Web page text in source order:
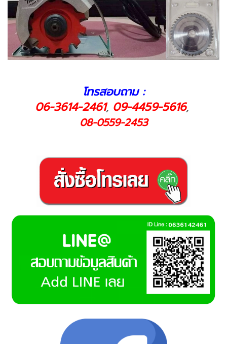
โทรสอบถาม :
06-3614-2461, 09-4459-5616,
08-0559-2453